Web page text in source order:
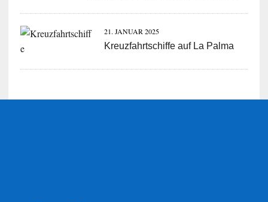
21. JANUAR 2025
Kreuzfahrtschiffe auf La Palma